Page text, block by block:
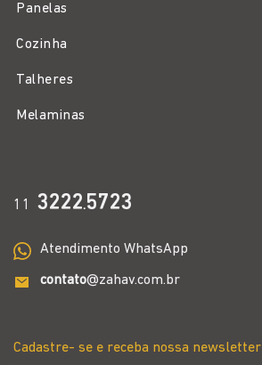
Panelas
Cozinha
Talheres
Melaminas
11 3222.5723
Atendimento WhatsApp
contato@zahav.com.br
Cadastre- se e receba nossa newsletter